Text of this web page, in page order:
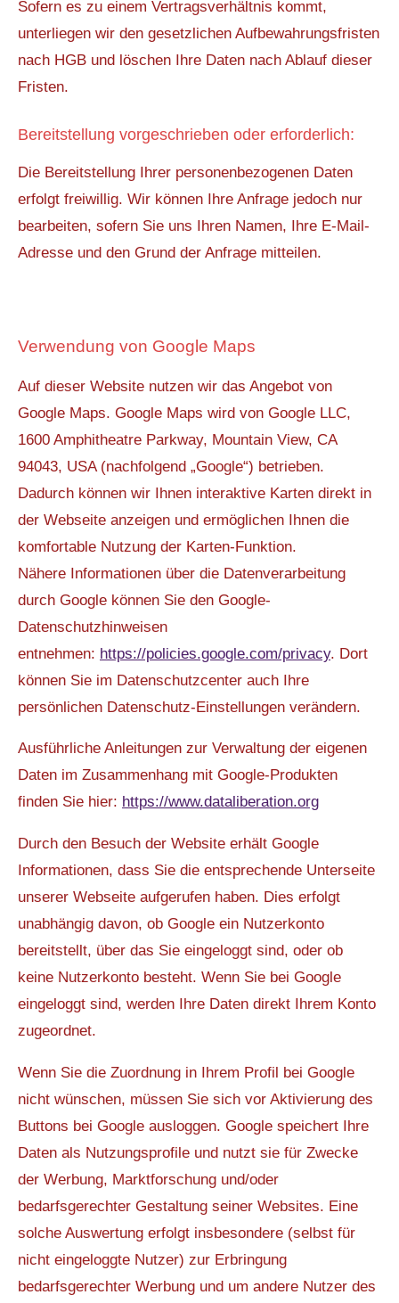
Sofern es zu einem Vertragsverhältnis kommt,
unterliegen wir den gesetzlichen Aufbewahrungsfristen
nach HGB und löschen Ihre Daten nach Ablauf dieser
Fristen.
Bereitstellung vorgeschrieben oder erforderlich:
Die Bereitstellung Ihrer personenbezogenen Daten
erfolgt freiwillig. Wir können Ihre Anfrage jedoch nur
bearbeiten, sofern Sie uns Ihren Namen, Ihre E-Mail-
Adresse und den Grund der Anfrage mitteilen.
Verwendung von Google Maps
Auf dieser Website nutzen wir das Angebot von
Google Maps. Google Maps wird von Google LLC,
1600 Amphitheatre Parkway, Mountain View, CA
94043, USA (nachfolgend „Google“) betrieben.
Dadurch können wir Ihnen interaktive Karten direkt in
der Webseite anzeigen und ermöglichen Ihnen die
komfortable Nutzung der Karten-Funktion.
Nähere Informationen über die Datenverarbeitung
durch Google können Sie den Google-
Datenschutzhinweisen
entnehmen: https://policies.google.com/privacy. Dort
können Sie im Datenschutzcenter auch Ihre
persönlichen Datenschutz-Einstellungen verändern.
Ausführliche Anleitungen zur Verwaltung der eigenen
Daten im Zusammenhang mit Google-Produkten
finden Sie hier: https://www.dataliberation.org
Durch den Besuch der Website erhält Google
Informationen, dass Sie die entsprechende Unterseite
unserer Webseite aufgerufen haben. Dies erfolgt
unabhängig davon, ob Google ein Nutzerkonto
bereitstellt, über das Sie eingeloggt sind, oder ob
keine Nutzerkonto besteht. Wenn Sie bei Google
eingeloggt sind, werden Ihre Daten direkt Ihrem Konto
zugeordnet.
Wenn Sie die Zuordnung in Ihrem Profil bei Google
nicht wünschen, müssen Sie sich vor Aktivierung des
Buttons bei Google ausloggen. Google speichert Ihre
Daten als Nutzungsprofile und nutzt sie für Zwecke
der Werbung, Marktforschung und/oder
bedarfsgerechter Gestaltung seiner Websites. Eine
solche Auswertung erfolgt insbesondere (selbst für
nicht eingeloggte Nutzer) zur Erbringung
bedarfsgerechter Werbung und um andere Nutzer des